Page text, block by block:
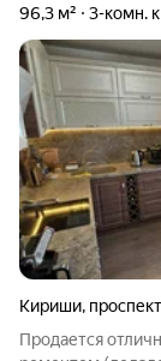
96,3 м² 3-комн.
Кириши,
Продается